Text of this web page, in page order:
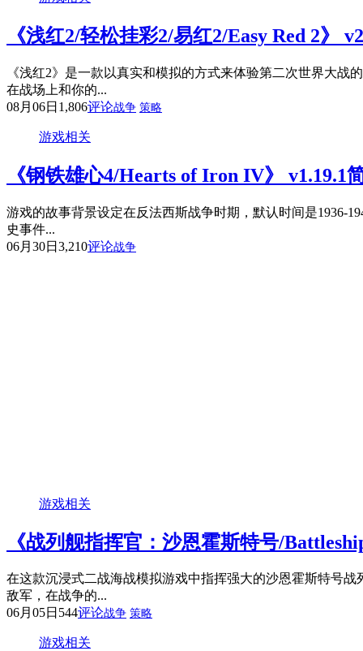
《浅红2/轻松挂彩2/易红2/Easy Red 2》
《浅红2》是一款以真实和模拟的方式来体验第二次世界大
在战场上和你的...
08月06日 1,806评论战争 策略
游戏相关
《钢铁雄心4/Hearts of Iron IV》 v1.19.1
游戏的故事背景设定在反法西斯战争时期，默认时间是1936-
史事件...
06月30日 3,210评论战争
游戏相关
《战列舰指挥官：沙恩霍斯特号/
在这款沉浸式二战海战模拟游戏中指挥强大的沙恩霍斯特号
敌军，在战争的...
06月05日 544评论战争 策略
游戏相关